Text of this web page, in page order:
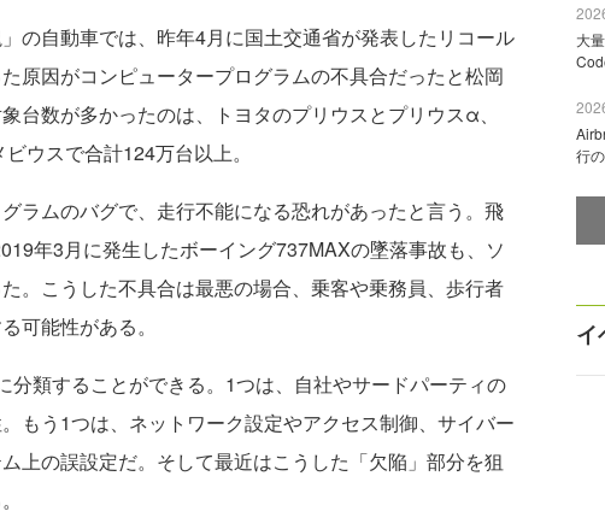
の自動車では、昨年4月に国土交通省が発表したリコール
原因がコンピュータープログラムの不具合だったと松岡
台数が多かったのは、トヨタのプリウスとプリウスα、
ウスで合計124万台以上。
ラムのバグで、走行不能になる恐れがあったと言う。飛
年3月に発生したボーイング737MAXの墜落事故も、ソ
。こうした不具合は最悪の場合、乗客や乗務員、歩行者
可能性がある。
類することができる。1つは、自社やサードパーティの
もう1つは、ネットワーク設定やアクセス制御、サイバー
上の誤設定だ。そして最近はこうした「欠陥」部分を狙
大
行
イ